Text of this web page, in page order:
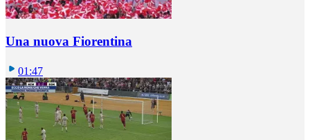
Una nuova Fiorentina
01:47